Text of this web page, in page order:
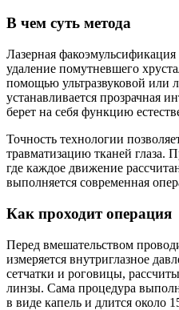
В чем суть метода
Лазерная факоэмульсификация
удаление помутневшего
помощью ультразвуковой или
устанавливается прозрачная
берет на себя функцию
Точность технологии
травматизацию тканей глаза.
где каждое движение
выполняется современная
Как проходит операция
Перед вмешательством
измеряется внутриглазное
сетчатки и роговицы,
линзы. Сама процедура
в виде капель и длится около